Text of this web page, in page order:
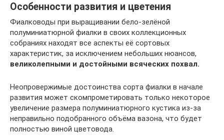
Особенности развития и цветения
Фиалководы при выращивании бело-зелёной
полуминиатюрной фиалки в своих коллекционных
собраниях находят все аспекты её сортовых
характеристик, за исключением небольших нюансов,
великолепными и достойными всяческих похвал.
Неопровержимые достоинства сорта фиалки в начале
развития может скомпрометировать только некоторое
увеличение размера полуминиатюрного кустика из-за
неправильно подобранного объёма вазона, что будет
полностью виной цветовода.